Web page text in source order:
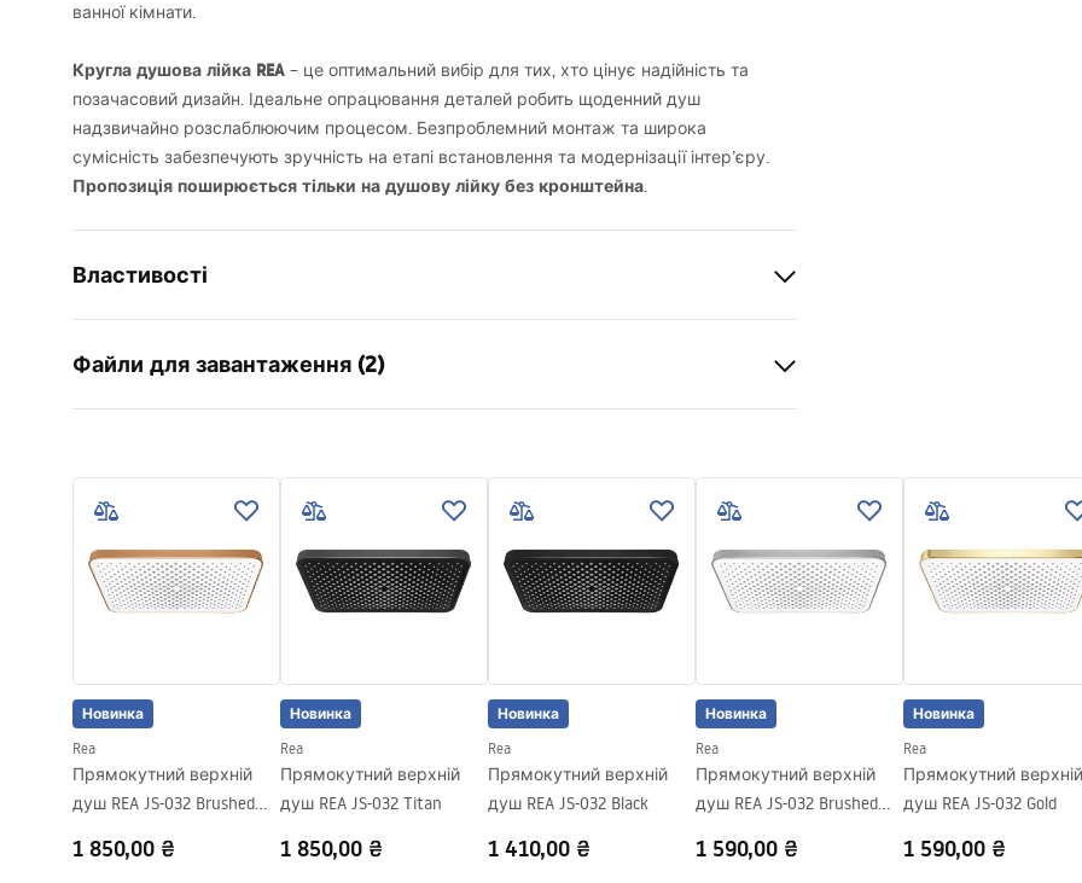
ванної кімнати.
Кругла душова лійка REA – це оптимальний вибір для тих, хто цінує надійність та
позачасовий дизайн. Ідеальне опрацювання деталей робить щоденний душ
надзвичайно розслаблюючим процесом. Безпроблемний монтаж та широка
сумісність забезпечують зручність на етапі встановлення та модернізації інтер’єру.
Пропозиція поширюється тільки на душову лійку без кронштейна.
Властивості
Матеріал
Спосіб монтажу
Прикручуваний
Гарантія
24 місяці
Файли для завантаження (2)
Warranty_Terms_and_Conditions_
Accessories_-_24.pdf
Новинка
Rea
Прямокутний верхній
душ REA JS-032 Brushed
1 850,00 ₴
Новинка
Rea
Прямокутний верхній
душ REA JS-032 Titan
1 850,00 ₴
Новинка
Rea
Прямокутний верхній
душ REA JS-032 Black
1 410,00 ₴
Новинка
Rea
Прямокутний верхній
душ REA JS-032 Brushed
1 590,00 ₴
Новинка
Rea
Прямокутний верхній
душ REA JS-032 Gold
1 590,00 ₴